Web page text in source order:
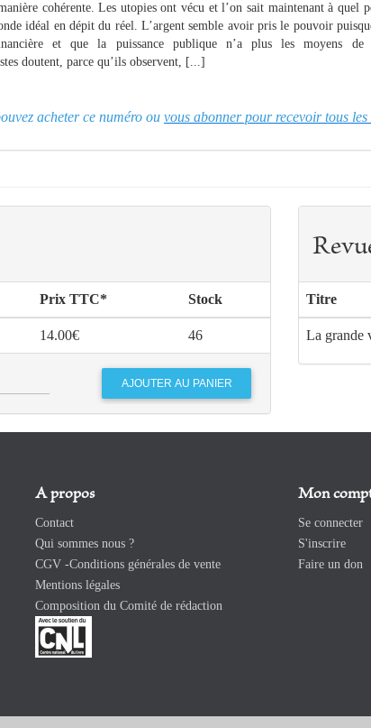
cohérente. Les utopies ont vécu et l’on sait maintenant à quel
idéal en dépit du réel. L’argent semble avoir pris le pouvoir
et que la puissance publique n’a plus les moyens de
doutent, parce qu’ils observent, [...]
acheter ce numéro ou vous abonner pour recevoir tous les
Prix TTC* Stock
14.00€ 46
Titre
La grande
A propos
Contact
Qui sommes nous ?
CGV -Conditions générales de vente
Mentions légales
Composition du Comité de rédaction
Mon
Se connecter
S'inscrire
Faire un don